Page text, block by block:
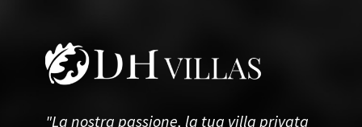
"La nostra passione, la tua villa privata